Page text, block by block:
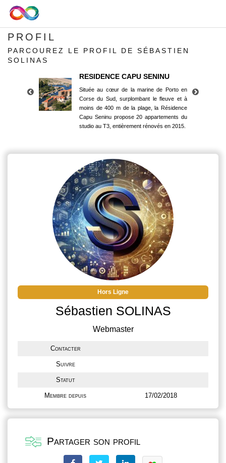
PROFIL
PARCOUREZ LE PROFIL DE SÉBASTIEN
SOLINAS
RESIDENCE CAPU SENINU
Située au cœur de la marine de Porto en
Corse du Sud, surplombant le fleuve et à
moins de 400 m de la plage, la Résidence
Capu Seninu propose 20 appartements du
studio au T3, entièrement rénovés en 2015.
Corse du Sud, surplombant le fleuve et à
moins de 400 m de la plage, la Résidence
Capu Seninu propose 20 appartements du
studio au T3, entièrement rénovés en 2015.
Hors Ligne
Sébastien SOLINAS
Webmaster
Contacter
Suivre
Statut
Membre depuis 17/02/2018
Partager son profil